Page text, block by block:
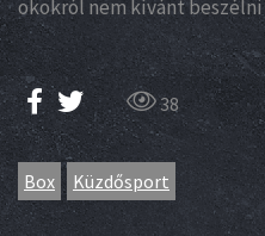
okokról nem kívánt beszélni
38
Box Küzdősport